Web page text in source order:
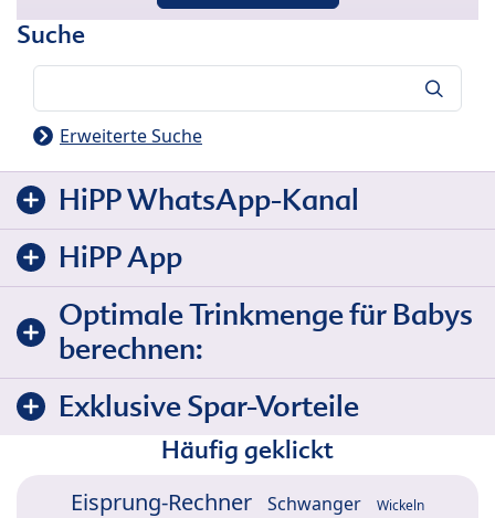
Suche
Erweiterte Suche
HiPP WhatsApp-Kanal
HiPP App
Optimale Trinkmenge für Babys
berechnen:
Exklusive Spar-Vorteile
Häufig geklickt
Eisprung-Rechner Schwanger Wickeln